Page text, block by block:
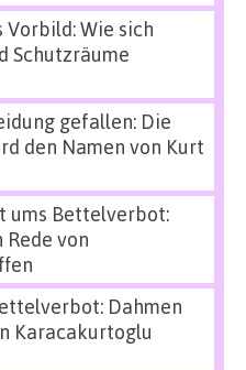
Vorbild: Wie sich
Schutzräume
gefallen: Die
den Namen von Kurt
ums Bettelverbot:
von
Dahmen
Karacakurtoglu